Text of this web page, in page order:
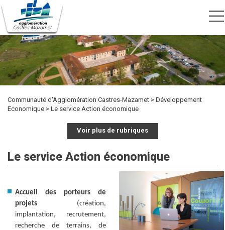
Aller
au
contenu
principal
Menu
nav
Rechercher
Rechercher
TRANSPORTS
SPORTS
ET
LOISIRS
CULTURE
ENVIRONNEMENT
ET
DÉCHETS
HABITAT
ÉTUDIER
DÉVELOPPEMENT
ECONOMIQUE
INTERCOMMUNALITÉ
MARCHÉS
PUBLICS
PUBLICITÉ
DES
ACTES
OFFRES
D'EMPLOI
KIOSQUE
Communauté d'Agglomération Castres-Mazamet
Développement
Economique
Le service Action économique
Voir plus de rubriques
Le service Action économique
Accueil des porteurs de
projets(création,
implantation, recrutement,
recherche de terrains, de